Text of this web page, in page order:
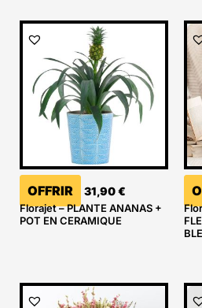
OFFRIR 31,90€
Florajet – PLANTE ANANAS +
POT EN CERAMIQUE